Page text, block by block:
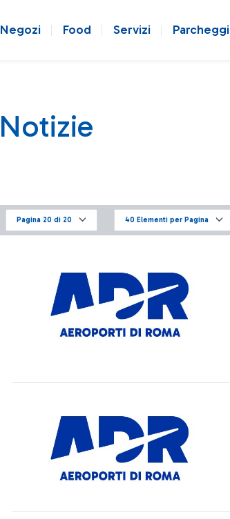
Negozi Food Servizi Parcheggi
Notizie
Pagina 20 di 20 40 Elementi per Pagina